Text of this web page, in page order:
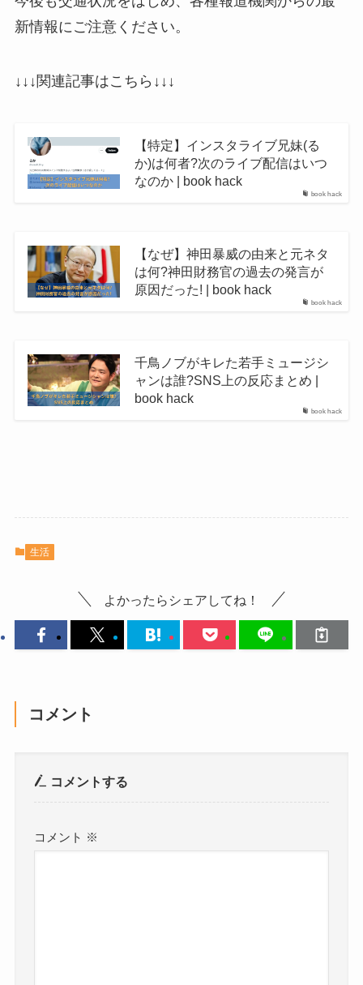
新情報にご注意ください。
↓↓↓関連記事はこちら↓↓↓
book hack
【特定】インスタライブ兄妹(る
か)は何者?次のライブ配信はいつ
なのか | book hack
book hack
【なぜ】神田暴威の由来と元ネタ
は何?神田財務官の過去の発言が
原因だった! | book hack
book hack
千鳥ノブがキレた若手ミュージシ
ャンは誰?SNS上の反応まとめ |
book hack
生活
よかったらシェアしてね！
コメント
コメントする
コメント ※